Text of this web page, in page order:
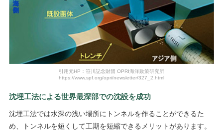
引用元HP：笹川記念財団 OPRI海洋政策研究所
https://www.spf.org/opri/newsletter/327_2.html
沈埋工法による世界最深部での沈設を成功
沈埋工法では水深の浅い場所にトンネルを作ることができるた
め、トンネルを短くして工期を短縮できるメリットがあります。